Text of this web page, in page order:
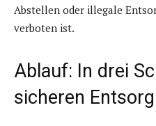
Abstellen oder illegale
verboten ist.
Ablauf: In drei
sicheren